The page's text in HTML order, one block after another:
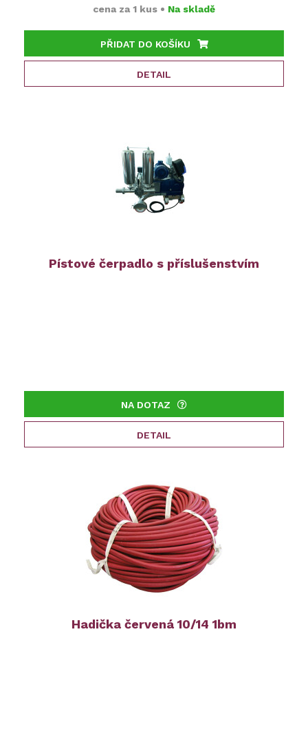
cena za 1 kus • Na skladě
PŘIDAT DO KOŠÍKU
DETAIL
Pístové čerpadlo s příslušenstvím
NA DOTAZ
DETAIL
Hadička červená 10/14 1bm